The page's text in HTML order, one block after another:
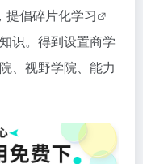
提倡碎片化学习
识。得到设置商学
、视野学院、能力